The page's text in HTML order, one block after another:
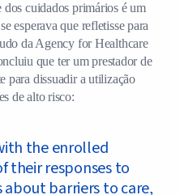
cuidados primários é um
esperava que refletisse para
da Agency for Healthcare
que ter um prestador de
para dissuadir a utilização
de alto risco:
the enrolled
their responses to
barriers to care,